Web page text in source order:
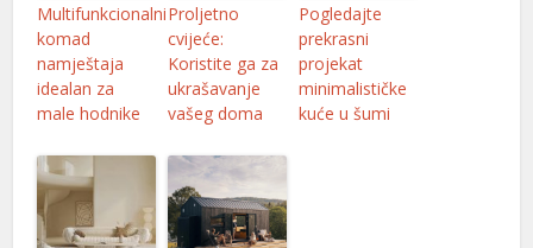
Multifunkcionalni
komad
namještaja
idealan za
male hodnike
Proljetno
cvijeće:
Koristite ga za
ukrašavanje
vašeg doma
Pogledajte
prekrasni
projekat
minimalističke
kuće u šumi